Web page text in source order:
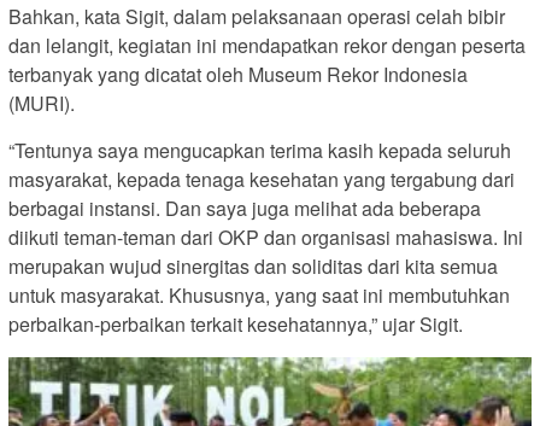
Bahkan, kata Sigit, dalam pelaksanaan operasi celah bibir
dan lelangit, kegiatan ini mendapatkan rekor dengan peserta
terbanyak yang dicatat oleh Museum Rekor Indonesia
(MURI).
“Tentunya saya mengucapkan terima kasih kepada seluruh
masyarakat, kepada tenaga kesehatan yang tergabung dari
berbagai instansi. Dan saya juga melihat ada beberapa
diikuti teman-teman dari OKP dan organisasi mahasiswa. Ini
merupakan wujud sinergitas dan soliditas dari kita semua
untuk masyarakat. Khususnya, yang saat ini membutuhkan
perbaikan-perbaikan terkait kesehatannya,” ujar Sigit.